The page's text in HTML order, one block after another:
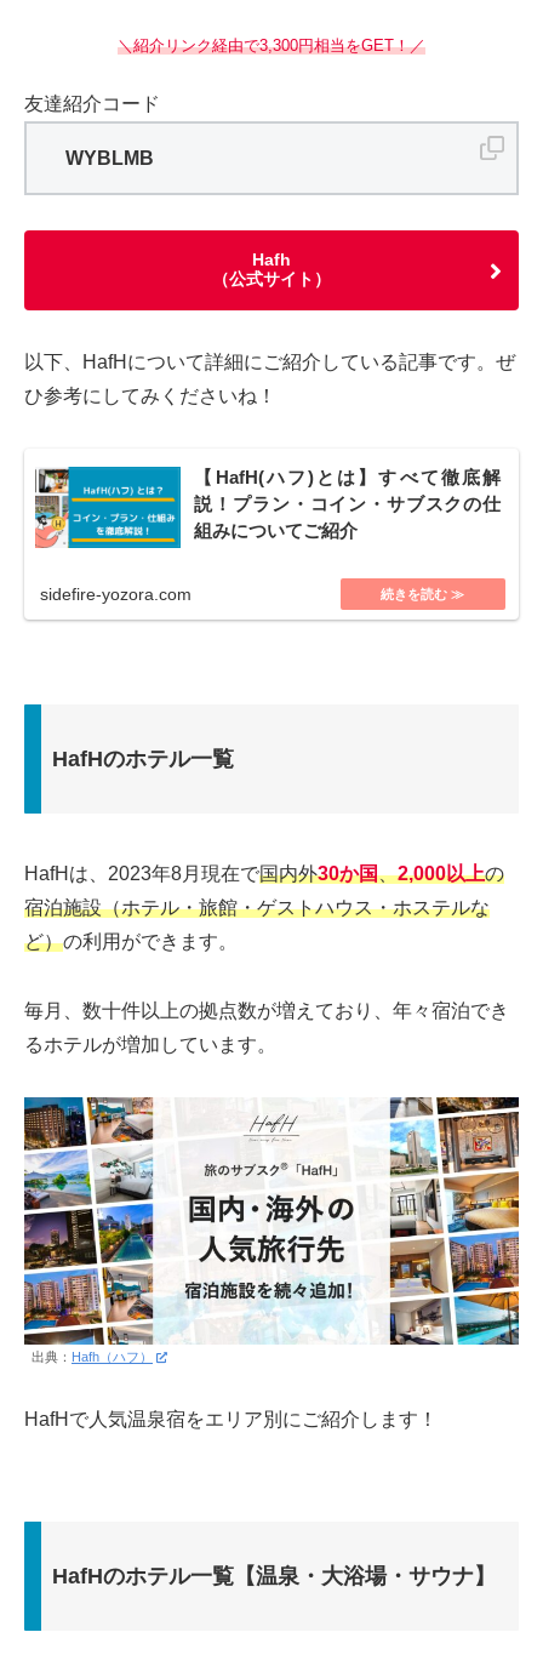
＼紹介リンク経由で3,300円相当をGET！／
友達紹介コード
WYBLMB
Hafh
（公式サイト）
以下、HafHについて詳細にご紹介している記事です。ぜ
ひ参考にしてみくださいね！
【HafH(ハフ)とは】すべて徹底解
説！プラン・コイン・サブスクの仕
組みについてご紹介
sidefire-yozora.com
HafHのホテル一覧
HafHは、2023年8月現在で国内外30か国、2,000以上の
宿泊施設（ホテル・旅館・ゲストハウス・ホステルな
ど）の利用ができます。
毎月、数十件以上の拠点数が増えており、年々宿泊でき
るホテルが増加しています。
出典： Hafh（ハフ）
HafHで人気温泉宿をエリア別にご紹介します！
HafHのホテル一覧【温泉・大浴場・サウナ】